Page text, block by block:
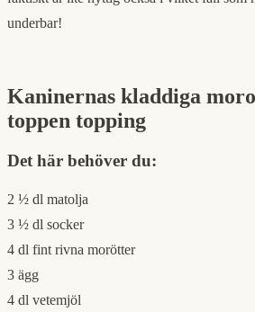
underbar!
Kaninernas kladdiga
toppen topping
Det här behöver du:
2 ½ dl matolja
3 ½ dl socker
4 dl fint rivna morötter
3 ägg
4 dl vetemjöl